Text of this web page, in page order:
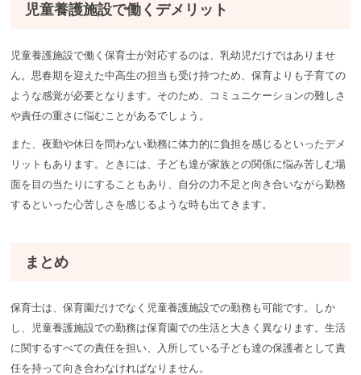
児童養護施設で働くデメリット
児童養護施設で働く保育士が対応するのは、乳幼児だけではありませ
ん。思春期を迎えた中高生の担当も受け持つため、保育よりも子育ての
ような感覚が必要となります。そのため、コミュニケーションの難しさ
や責任の重さに悩むことがあるでしょう。
また、夜勤や休日を問わない勤務に体力的に負担を感じるといったデメ
リットもあります。ときには、子ども達が家族との関係に悩み苦しむ場
面を目の当たりにすることもあり、自分の力不足と向き合いながら勤務
するといった心苦しさを感じるような時も出てきます。
まとめ
保育士は、保育園だけでなく児童養護施設での勤務も可能です。しか
し、児童養護施設での勤務は保育園での生活と大きく異なります。生活
に関するすべての責任を担い、入所している子ども達の保護者として責
任を持って向き合わなければなりません。